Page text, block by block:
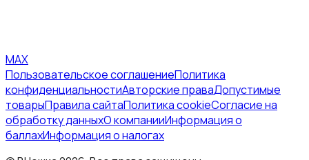
MAX
Пользовательское соглашениеПолитика
конфиденциальностиАвторские праваДопустимые
товарыПравила сайтаПолитика cookieСогласие на
обработку данныхО компанииИнформация о
баллахИнформация о налогах